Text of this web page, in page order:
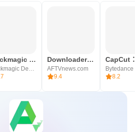
Blackmagic Camera Downloader by AFTVnews
AFTVnews.com
9.4
8.2